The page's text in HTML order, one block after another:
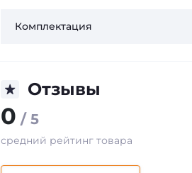
Комплектация
Отзывы
0 / 5
средний рейтинг товара